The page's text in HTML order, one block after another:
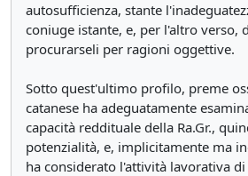
autosufficienza, stante
coniuge istante, e, per l'altro verso,
procurarseli per ragioni oggettive.
Sotto quest'ultimo profilo, preme
catanese ha adeguatamente
capacità reddituale della Ra.Gr.,
potenzialità, e, implicitamente ma
ha considerato l'attività lavorativa